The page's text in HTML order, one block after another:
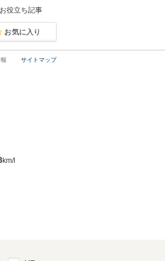
お役立ち記事
お気に入り
サイトマップ
km/l